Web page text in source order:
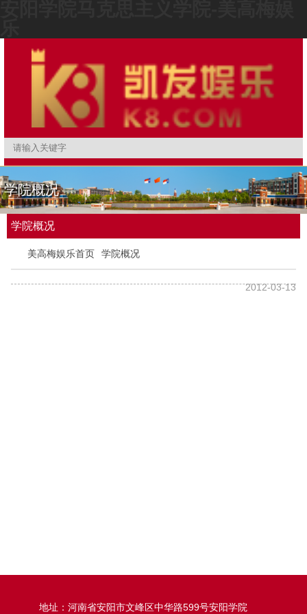
学院概况
学院概况
美高梅娱乐首页 学院概况
2012-03-13
地址：河南省安阳市文峰区中华路599号安阳学院